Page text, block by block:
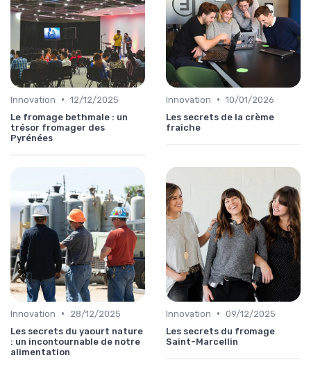
Innovation • 12/12/2025
Le fromage bethmale : un
trésor fromager des
Pyrénées
Innovation • 10/01/2026
Les secrets de la crème
fraîche
Innovation •
28/12/2025
Les secrets du yaourt nature
: un incontournable de notre
alimentation
Innovation • 09/12/2025
Les secrets du fromage
Saint-Marcellin